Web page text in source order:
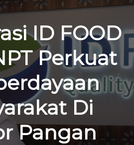
ID FOOD
Perkuat
Di
Pangan